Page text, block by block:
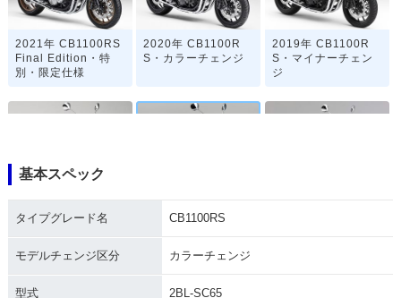
2021年 CB1100RS
Final Edition・特
別・限定仕様
2020年 CB1100R
S・カラーチェンジ
2019年 CB1100R
S・マイナーチェン
ジ
S・カラーチェンジ
S・カラーチェンジ
基本スペック
タイプグレード名 CB1100RS
モデルチェンジ区分 カラーチェンジ
型式 2BL-SC65